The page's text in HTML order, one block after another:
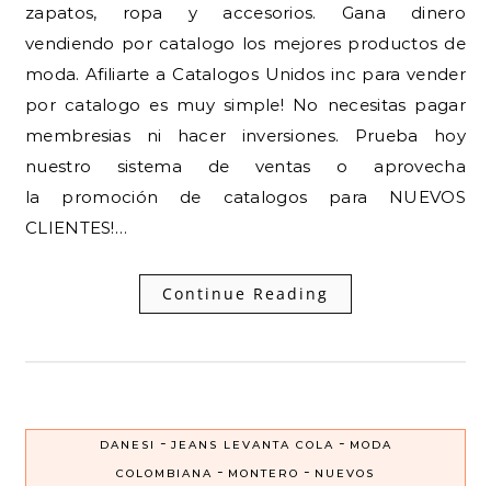
zapatos, ropa y accesorios. Gana dinero
vendiendo por catalogo los mejores productos de
moda. Afiliarte a Catalogos Unidos inc para vender
por catalogo es muy simple! No necesitas pagar
membresias ni hacer inversiones. Prueba hoy
nuestro sistema de ventas o aprovecha
la promoción de catalogos para NUEVOS
CLIENTES!…
Continue Reading
DANESI - JEANS LEVANTA COLA - MODA
COLOMBIANA - MONTERO - NUEVOS